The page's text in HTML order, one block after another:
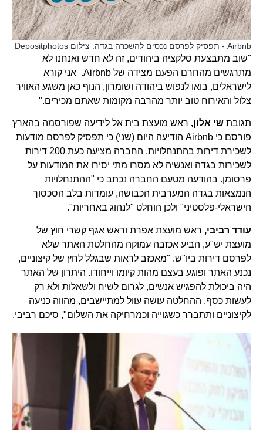
Airbnb - תפסיק לפרסם נכסים להשכרה בגדה. צילום Depositphotos
"שוב מתבצעת סלקציה ביהודים, זה לא חדש ואנחנו לא
מתרגשים מהחרם הפעם מצידה של Airbnb. אני קורא
לישראלים, בואו לנפוש ביהודה ושומרון, הנוף כאן משגע האוויר
צלול והאירוח טוב יותר מהרבה מקומות שאתם מכירים."
תגובת שי אלון, ראש מועצת בית אל לידיעה שפורסמה בהארץ
פורסם כי Airbnb הודיעה היום (שני) כי תפסיק לפרסם מודעות
לשכירת דירות בהתנחלויות. החברה מציעה כעת 200 דירות
לשכירות בגדה ואנשיה לא מסרו מתי יסירו את המודעות על
פרסומן. בהודעה מטעם החברה נכתב כי "ההתנחלויות
הנמצאות בגדה המערבית הכבושה, עומדות בלב הסכסוך
הישראלי-פלסטיני" ולכן הוחלט "לנהוג באחריות".
עודד רביבי, ראש מועצת אפרת וראש אגף קשרי חוץ של
מועצת יש"ע, הביע אכזבה עמוקה מהחלטת האתר שלא
לפרסם דירות ביו"ש. "מאכזב לראות שבגלל לחץ של קיצוניים,
נכנע האתר ופוגע בעצם מהות קיומו וייחודו. היתרון של האתר
היה ביכולת להפגיש אנשים, לגרום לשיח ולשאלות ולא רק
לעשות כסף. ההחלטה עושה עוול למתיישבים, מהווה כניעה
לקיצוניים ותתברר כשגוייה וכמרחיקה את השלום", סיכם רביבי.